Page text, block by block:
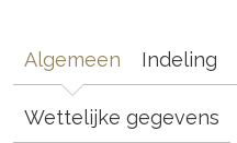
Algemeen Indeling
Wettelijke gegevens